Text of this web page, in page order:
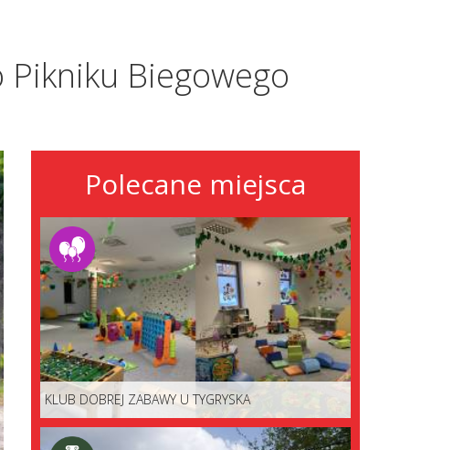
Biegowego
Polecane miejsca
KLUB DOBREJ ZABAWY U TYGRYSKA